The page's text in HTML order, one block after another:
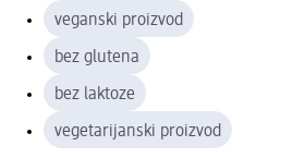
veganski proizvod
bez glutena
bez laktoze
vegetarijanski proizvod